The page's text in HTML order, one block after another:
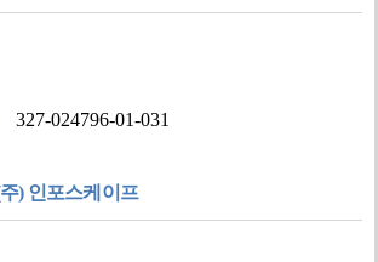
327-024796-01-031
) 인포스케이프